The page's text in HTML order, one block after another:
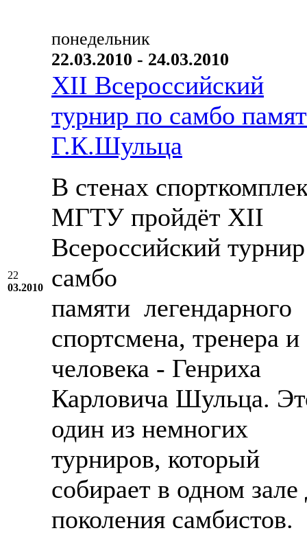
22
03.2010
понедельник
22.03.2010 - 24.03.2010
XII Всероссийский
турнир по самбо
Г.К.Шульца
В стенах
МГТУ пройдёт XII
Всероссийский
самбо
памяти легендарного
спортсмена, тренера и
человека - Генриха
Карловича Шульца.
один из немногих
турниров, который
собирает в одном зале
поколения самбистов.